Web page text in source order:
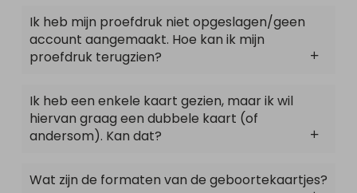
Ik heb mijn proefdruk niet opgeslagen/geen
account aangemaakt. Hoe kan ik mijn
proefdruk terugzien?
Ik heb een enkele kaart gezien, maar ik wil
hiervan graag een dubbele kaart (of
andersom). Kan dat?
Wat zijn de formaten van de geboortekaartjes?